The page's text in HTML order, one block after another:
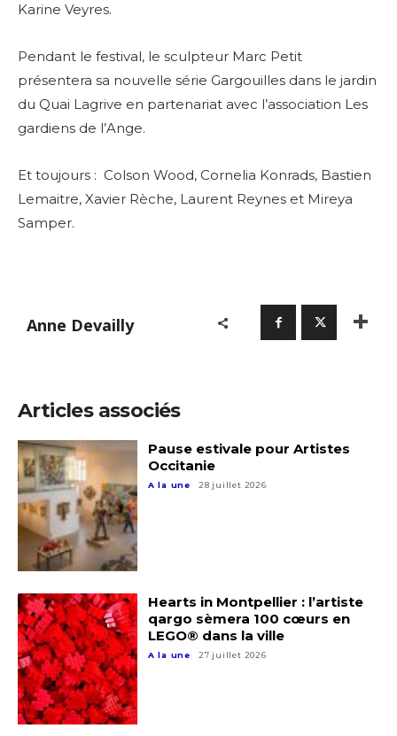
Karine Veyres.
Pendant le festival, le sculpteur Marc Petit
présentera sa nouvelle série Gargouilles dans le jardin
du Quai Lagrive en partenariat avec l’association Les
gardiens de l’Ange.
Et toujours : Colson Wood, Cornelia Konrads, Bastien
Lemaitre, Xavier Rèche, Laurent Reynes et Mireya
Samper.
Anne Devailly
Articles associés
Pause estivale pour Artistes
Occitanie
A la une 28 juillet 2026
Hearts in Montpellier : l’artiste
qargo sèmera 100 cœurs en
LEGO® dans la ville
A la une 27 juillet 2026